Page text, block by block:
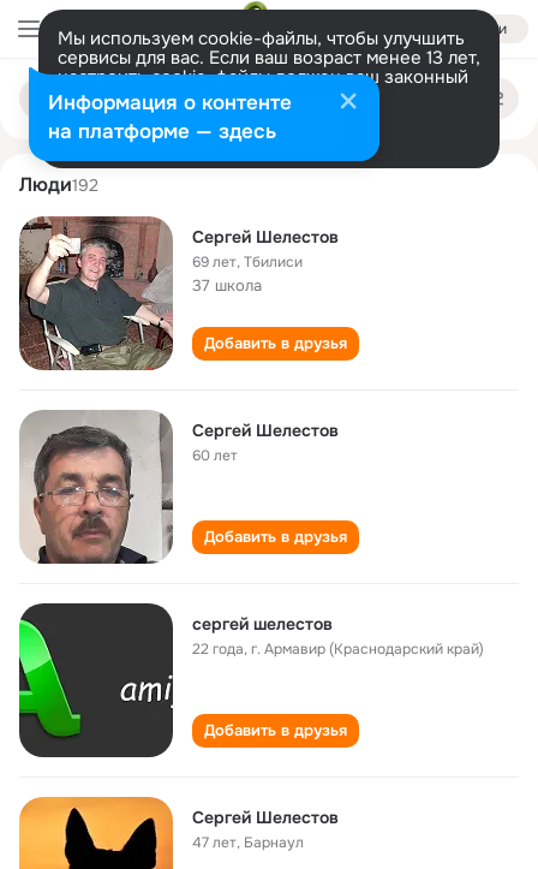
Войти
Мы используем cookie-файлы, чтобы улучшить
сервисы для вас. Если ваш возраст менее 13 лет,
настроить cookie-файлы должен ваш законный
представитель. Больше информации
Разрешить все Настроить
Поиск
людям
sergey shelestov
Люди192
Сергей Шелестов
69 лет,Тбилиси
37 школа
Добавить в друзья
Сергей Шелестов
60 лет
Добавить в друзья
сергей шелестов
22 года,г. Армавир (Краснодарский край)
Добавить в друзья
Сергей Шелестов
47 лет, Барнаул
Информация о контенте
на платформе — здесь